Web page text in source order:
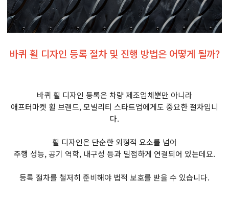
바퀴 휠 디자인 등록 절차 및 진행 방법은 어떻게 될까?
바퀴 휠 디자인 등록은 차량 제조업체뿐만 아니라
애프터마켓 휠 브랜드, 모빌리티 스타트업에게도 중요한 절차입니
다.
휠 디자인은 단순한 외형적 요소를 넘어
주행 성능, 공기 역학, 내구성 등과 밀접하게 연결되어 있는데요.
등록 절차를 철저히 준비해야 법적 보호를 받을 수 있습니다.